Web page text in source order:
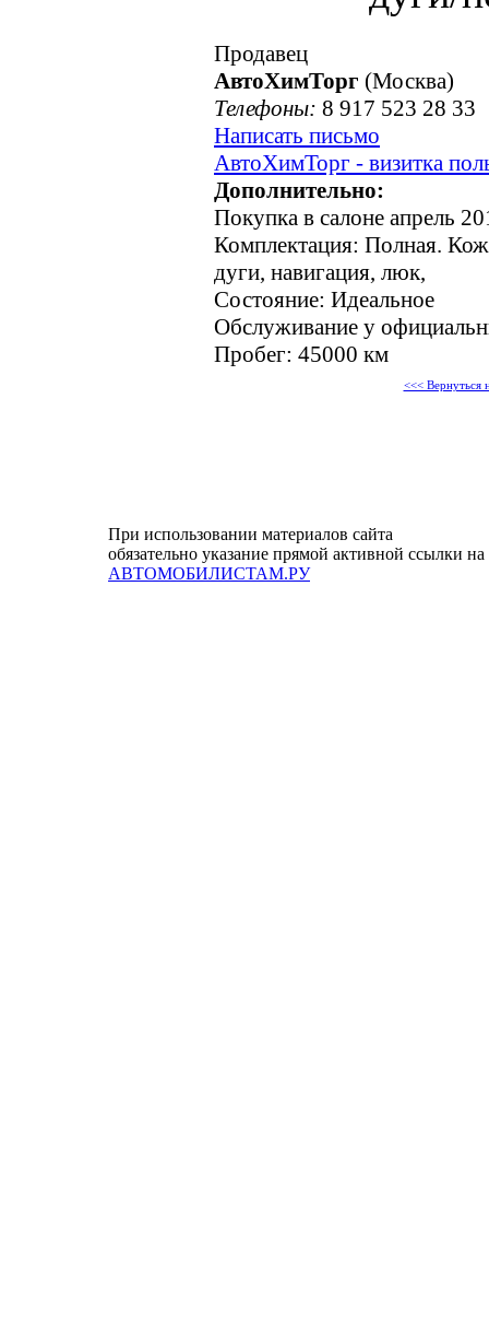
Продавец
АвтоХимТорг (Москва)
Телефоны: 8 917 523 28 33
Написать письмо
АвтоХимТорг - визитка
Дополнительно:
Покупка в салоне апрель
Комплектация: Полная.
дуги, навигация, люк,
Состояние: Идеальное
Обслуживание у
Пробег: 45000 км
<<< Вернуться
При использовании материалов сайта
обязательно указание прямой активной ссылки на
АВТОМОБИЛИСТАМ.РУ